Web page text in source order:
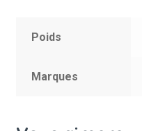
Poids
Marques